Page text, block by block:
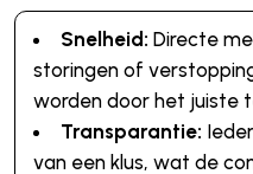
Snelheid: Directe
storingen of
worden door het juiste
Transparantie:
van een klus, wat de